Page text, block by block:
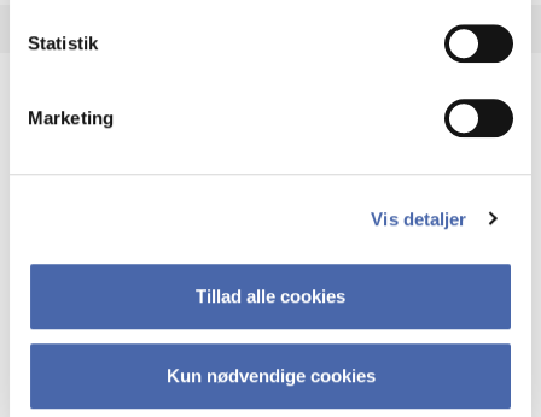
Statistik
Marketing
Vis detaljer
Tillad alle cookies
Kun nødvendige cookies
Kluwer Law On­li­ne
Internationale juridiske tidsskrifter indenfor bl.a.
og handelsret, selskabsret, EU-ret og
Adgang: På campus + fjernadgang